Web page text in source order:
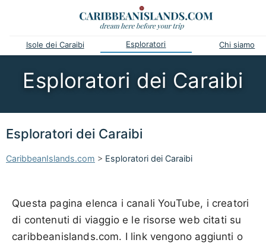
Isole dei Caraibi Esploratori Chi siamo
Esploratori dei Caraibi
Esploratori dei Caraibi
CaribbeanIslands.com > Esploratori dei Caraibi
Questa pagina elenca i canali YouTube, i creatori
di contenuti di viaggio e le risorse web citati su
caribbeanislands.com. I link vengono aggiunti o